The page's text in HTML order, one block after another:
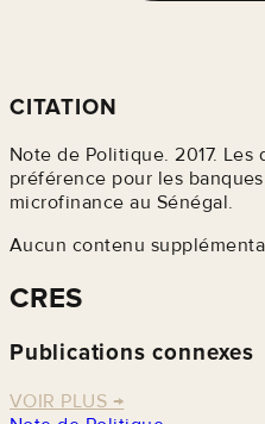
CITATION
Note de Politique. 2017. Les
préférence pour les
microfinance au Sénégal.
Aucun contenu
CRES
Publications connexes
VOIR PLUS →